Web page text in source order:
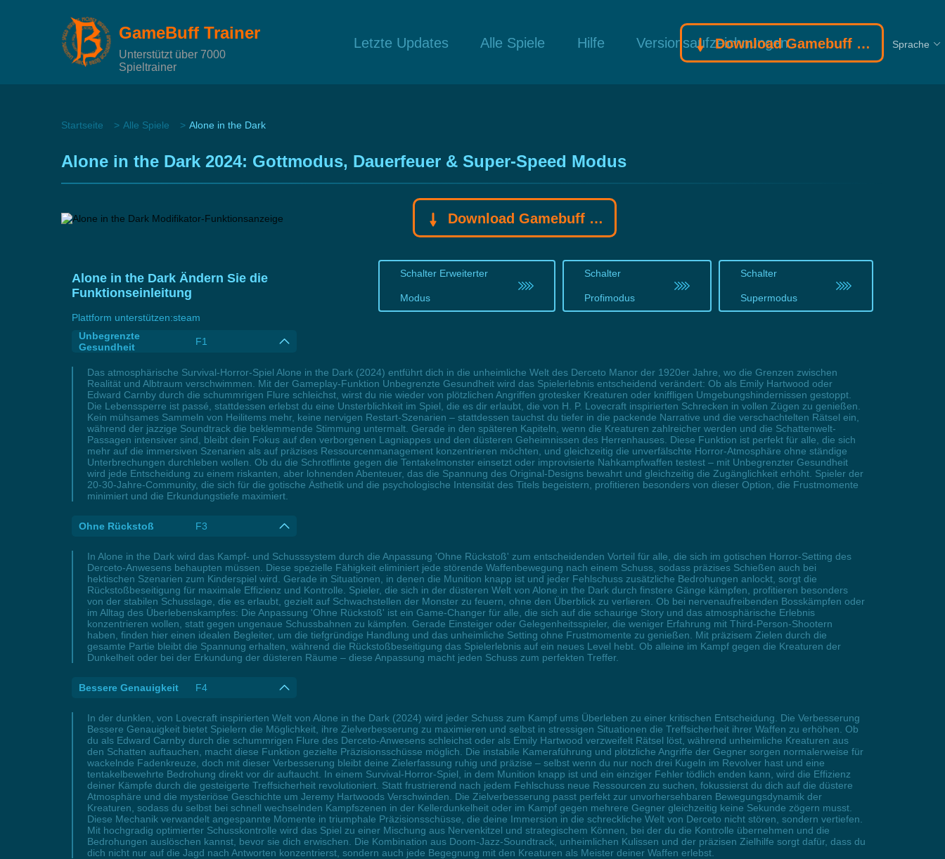
GameBuff Trainer
Unterstützt über 7000
Spieltrainer
Letzte Updates Alle Spiele Hilfe Versionsaufzeichnungen
Download Gamebuff Trainer Sprache
Startseite Alle Spiele Alone in the Dark
Alone in the Dark 2024: Gottmodus, Dauerfeuer & Super-Speed Modus
Download Gamebuff Trainer
Alone in the Dark Ändern Sie die
Funktionseinleitung
Schalter Erweiterter
Modus
Schalter
Profimodus
Schalter
Supermodus
Plattform unterstützen:steam
Unbegrenzte
Gesundheit
F1
Das atmosphärische Survival-Horror-Spiel Alone in the Dark (2024) entführt dich in die unheimliche Welt des Derceto Manor der 1920er Jahre, wo die Grenzen zwischen
Realität und Albtraum verschwimmen. Mit der Gameplay-Funktion Unbegrenzte Gesundheit wird das Spielerlebnis entscheidend verändert: Ob als Emily Hartwood oder
Edward Carnby durch die schummrigen Flure schleichst, wirst du nie wieder von plötzlichen Angriffen grotesker Kreaturen oder kniffligen Umgebungshindernissen gestoppt.
Die Lebenssperre ist passé, stattdessen erlebst du eine Unsterblichkeit im Spiel, die es dir erlaubt, die von H. P. Lovecraft inspirierten Schrecken in vollen Zügen zu genießen.
Kein mühsames Sammeln von Heilitems mehr, keine nervigen Restart-Szenarien – stattdessen tauchst du tiefer in die packende Narrative und die verschachtelten Rätsel ein,
während der jazzige Soundtrack die beklemmende Stimmung untermalt. Gerade in den späteren Kapiteln, wenn die Kreaturen zahlreicher werden und die Schattenwelt-
Passagen intensiver sind, bleibt dein Fokus auf den verborgenen Lagniappes und den düsteren Geheimnissen des Herrenhauses. Diese Funktion ist perfekt für alle, die sich
mehr auf die immersiven Szenarien als auf präzises Ressourcenmanagement konzentrieren möchten, und gleichzeitig die unverfälschte Horror-Atmosphäre ohne ständige
Unterbrechungen durchleben wollen. Ob du die Schrotflinte gegen die Tentakelmonster einsetzt oder improvisierte Nahkampfwaffen testest – mit Unbegrenzter Gesundheit
wird jede Entscheidung zu einem riskanten, aber lohnenden Abenteuer, das die Spannung des Original-Designs bewahrt und gleichzeitig die Zugänglichkeit erhöht. Spieler der
20-30-Jahre-Community, die sich für die gotische Ästhetik und die psychologische Intensität des Titels begeistern, profitieren besonders von dieser Option, die Frustmomente
minimiert und die Erkundungstiefe maximiert.
Ohne Rückstoß F3
In Alone in the Dark wird das Kampf- und Schusssystem durch die Anpassung 'Ohne Rückstoß' zum entscheidenden Vorteil für alle, die sich im gotischen Horror-Setting des
Derceto-Anwesens behaupten müssen. Diese spezielle Fähigkeit eliminiert jede störende Waffenbewegung nach einem Schuss, sodass präzises Schießen auch bei
hektischen Szenarien zum Kinderspiel wird. Gerade in Situationen, in denen die Munition knapp ist und jeder Fehlschuss zusätzliche Bedrohungen anlockt, sorgt die
Rückstoßbeseitigung für maximale Effizienz und Kontrolle. Spieler, die sich in der düsteren Welt von Alone in the Dark durch finstere Gänge kämpfen, profitieren besonders
von der stabilen Schusslage, die es erlaubt, gezielt auf Schwachstellen der Monster zu feuern, ohne den Überblick zu verlieren. Ob bei nervenaufreibenden Bosskämpfen oder
im Alltag des Überlebenskampfes: Die Anpassung 'Ohne Rückstoß' ist ein Game-Changer für alle, die sich auf die schaurige Story und das atmosphärische Erlebnis
konzentrieren wollen, statt gegen ungenaue Schussbahnen zu kämpfen. Gerade Einsteiger oder Gelegenheitsspieler, die weniger Erfahrung mit Third-Person-Shootern
haben, finden hier einen idealen Begleiter, um die tiefgründige Handlung und das unheimliche Setting ohne Frustmomente zu genießen. Mit präzisem Zielen durch die
gesamte Partie bleibt die Spannung erhalten, während die Rückstoßbeseitigung das Spielerlebnis auf ein neues Level hebt. Ob alleine im Kampf gegen die Kreaturen der
Dunkelheit oder bei der Erkundung der düsteren Räume – diese Anpassung macht jeden Schuss zum perfekten Treffer.
Bessere Genauigkeit F4
In der dunklen, von Lovecraft inspirierten Welt von Alone in the Dark (2024) wird jeder Schuss zum Kampf ums Überleben zu einer kritischen Entscheidung. Die Verbesserung
Bessere Genauigkeit bietet Spielern die Möglichkeit, ihre Zielverbesserung zu maximieren und selbst in stressigen Situationen die Treffsicherheit ihrer Waffen zu erhöhen. Ob
du als Edward Carnby durch die schummrigen Flure des Derceto-Anwesens schleichst oder als Emily Hartwood verzweifelt Rätsel löst, während unheimliche Kreaturen aus
den Schatten auftauchen, macht diese Funktion gezielte Präzisionsschüsse möglich. Die instabile Kameraführung und plötzliche Angriffe der Gegner sorgen normalerweise für
wackelnde Fadenkreuze, doch mit dieser Verbesserung bleibt deine Zielerfassung ruhig und präzise – selbst wenn du nur noch drei Kugeln im Revolver hast und eine
tentakelbewehrte Bedrohung direkt vor dir auftaucht. In einem Survival-Horror-Spiel, in dem Munition knapp ist und ein einziger Fehler tödlich enden kann, wird die Effizienz
deiner Kämpfe durch die gesteigerte Treffsicherheit revolutioniert. Statt frustrierend nach jedem Fehlschuss neue Ressourcen zu suchen, fokussierst du dich auf die düstere
Atmosphäre und die mysteriöse Geschichte um Jeremy Hartwoods Verschwinden. Die Zielverbesserung passt perfekt zur unvorhersehbaren Bewegungsdynamik der
Kreaturen, sodass du selbst bei schnell wechselnden Kampfszenen in der Kellerdunkelheit oder im Kampf gegen mehrere Gegner gleichzeitig keine Sekunde zögern musst.
Diese Mechanik verwandelt angespannte Momente in triumphale Präzisionsschüsse, die deine Immersion in die schreckliche Welt von Derceto nicht stören, sondern vertiefen.
Mit hochgradig optimierter Schusskontrolle wird das Spiel zu einer Mischung aus Nervenkitzel und strategischem Können, bei der du die Kontrolle übernehmen und die
Bedrohungen auslöschen kannst, bevor sie dich erwischen. Die Kombination aus Doom-Jazz-Soundtrack, unheimlichen Kulissen und der präzisen Zielhilfe sorgt dafür, dass du
dich nicht nur auf die Jagd nach Antworten konzentrierst, sondern auch jede Begegnung mit den Kreaturen als Meister deiner Waffen erlebst.